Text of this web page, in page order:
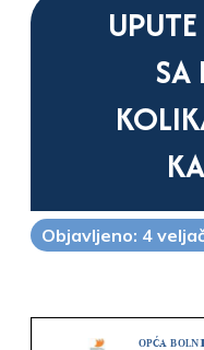
SA
Objavljeno: 4